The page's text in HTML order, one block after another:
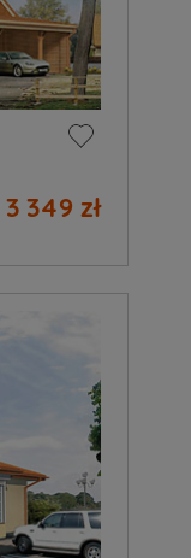
3 349 zł